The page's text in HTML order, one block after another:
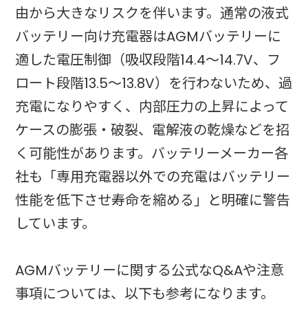
由から大きなリスクを伴います。通常の液式
バッテリー向け充電器はAGMバッテリーに
適した電圧制御（吸収段階14.4〜14.7V、フ
ロート段階13.5〜13.8V）を行わないため、過
充電になりやすく、内部圧力の上昇によって
ケースの膨張・破裂、電解液の乾燥などを招
く可能性があります。バッテリーメーカー各
社も「専用充電器以外での充電はバッテリー
性能を低下させ寿命を縮める」と明確に警告
しています。
AGMバッテリーに関する公式なQ&Aや注意
事項については、以下も参考になります。